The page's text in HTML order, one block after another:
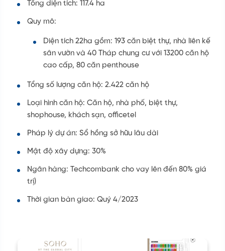
Tổng diện tích: 117.4 ha
Quy mô:
Diện tích 22ha gồm: 193 căn biệt thự, nhà liên kế
sân vườn và 40 Tháp chung cư với 13200 căn hộ
cao cấp, 80 căn penthouse
Tổng số lượng căn hộ: 2.422 căn hộ
Loại hình căn hộ: Căn hộ, nhà phố, biệt thự,
shophouse, khách sạn, officetel
Pháp lý dự án: Sổ hồng sở hữu lâu dài
Mật độ xây dựng: 30%
Ngân hàng: Techcombank cho vay lên đến 80% giá
trị)
Thời gian bàn giao: Quý 4/2023